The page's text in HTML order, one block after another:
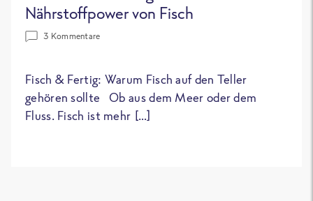
Nährstoffpower von Fisch
3 Kommentare
Fisch & Fertig: Warum Fisch auf den Teller
gehören sollte Ob aus dem Meer oder dem
Fluss. Fisch ist mehr […]